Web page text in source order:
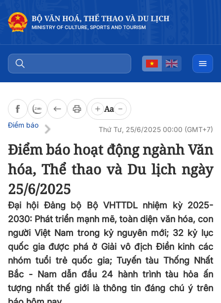
Aa
Điểm báo
Thứ Tư, 25/6/2025 00:00 (GMT+7)
Điểm báo hoạt động ngành Văn
hóa, Thể thao và Du lịch ngày
25/6/2025
Đại hội Đảng bộ Bộ VHTTDL nhiệm kỳ 2025-
2030: Phát triển mạnh mẽ, toàn diện văn hóa, con
người Việt Nam trong kỷ nguyên mới; 32 kỷ lục
quốc gia được phá ở Giải vô địch Điền kinh các
nhóm tuổi trẻ quốc gia; Tuyến tàu Thống Nhất
Bắc - Nam dẫn đầu 24 hành trình tàu hỏa ấn
tượng nhất thế giới là thông tin đáng chú ý trên
Đọc bài